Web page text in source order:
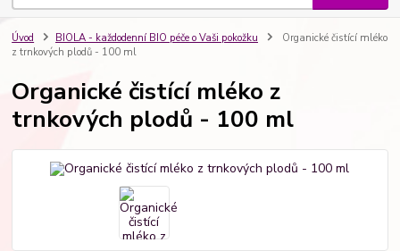
Úvod BIOLA - každodenní BIO péče o Vaši pokožku
Organické čistící mléko
z trnkových plodů - 100 ml
Organické čistící mléko z
trnkových plodů - 100 ml